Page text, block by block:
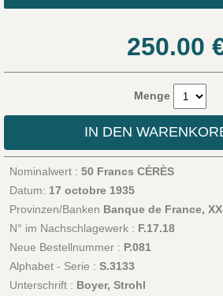
250.00
Menge
IN DEN
Nominalwert : 50 Francs CÉRÈS
Datum: 17 octobre 1935
Provinzen/Banken Banque de France,
N° im Nachschlagewerk : F.17.18
Neue Bestellnummer : P.081
Alphabet - Serie : S.3133
Unterschrift : Boyer, Strohl